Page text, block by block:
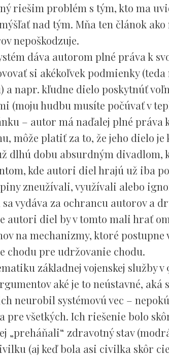
riešim problém s tým, kto ma
nad tým. Mňa ten článok
nepoškodzuje.
dáva autorom plné práva k
si akékoľvek podmienky
a napr. kľudne dielo poskytnúť
(moju hudbu musíte počúvať v
– autor má naďalej plné
môže platiť za to, že jeho dielo je
dlhú dobu absurdným divadlom,
kde autori diel hrajú už iba
zneužívali, využívali alebo
vydáva za ochrancu autorov a
autori diel by v tomto mali hrať
na mechanizmy, ktoré
chodu pre udržovanie chodu.
základnej vojenskej služby
aké je to neústavné,
neurobil systémovú vec –
pre všetkých. Ich riešenie bolo
„preháňali“ zdravotný stav
(aj keď bola asi civilka skôr